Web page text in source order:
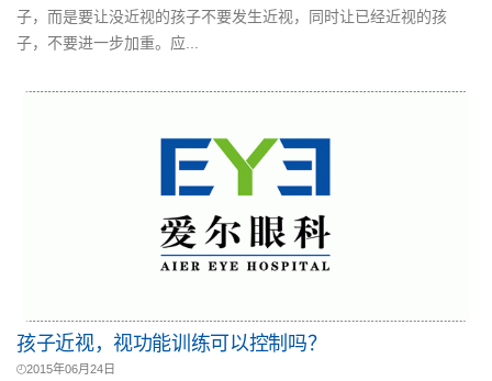
子，而是要让没近视的孩子不要发生近视，同时让已经近视的孩
子，不要进一步加重。应...
孩子近视，视功能训练可以控制吗？
2015年06月24日